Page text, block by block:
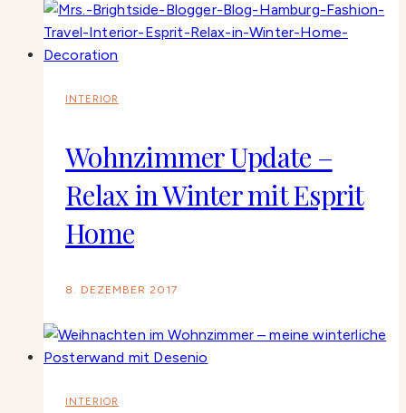
INTERIOR
Wohnzimmer Update –
Relax in Winter mit Esprit
Home
8. DEZEMBER 2017
INTERIOR